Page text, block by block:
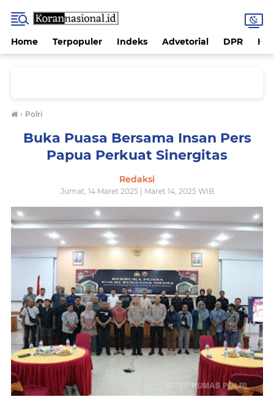
Home Terpopuler Indeks Advetorial DPR
› Polri
Buka Puasa Bersama Insan Pers
Papua Perkuat Sinergitas
Redaksi
Jumat, 14 Maret 2025 | Maret 14, 2025 WIB